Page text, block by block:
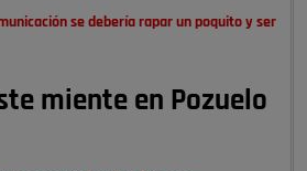
se debería rapar un poquito y ser
miente en Pozuelo